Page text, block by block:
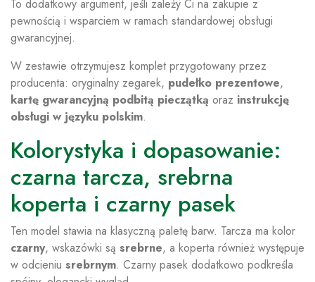
To dodatkowy argument, jeśli zależy Ci na zakupie z
pewnością i wsparciem w ramach standardowej obsługi
gwarancyjnej.
W zestawie otrzymujesz komplet przygotowany przez
producenta: oryginalny zegarek, pudełko prezentowe,
kartę gwarancyjną podbitą pieczątką oraz instrukcję
obsługi w języku polskim.
Kolorystyka i dopasowanie:
czarna tarcza, srebrna
koperta i czarny pasek
Ten model stawia na klasyczną paletę barw. Tarcza ma kolor
czarny, wskazówki są srebrne, a koperta również występuje
w odcieniu srebrnym. Czarny pasek dodatkowo podkreśla